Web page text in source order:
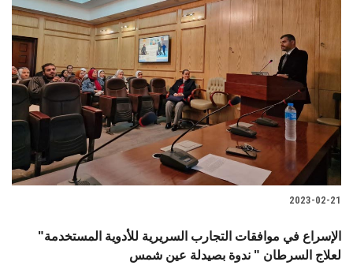
2023-02-21
"الإسراع في موافقات التجارب السريرية للأدوية المستخدمة
لعلاج السرطان " ندوة بصيدلة عين شمس